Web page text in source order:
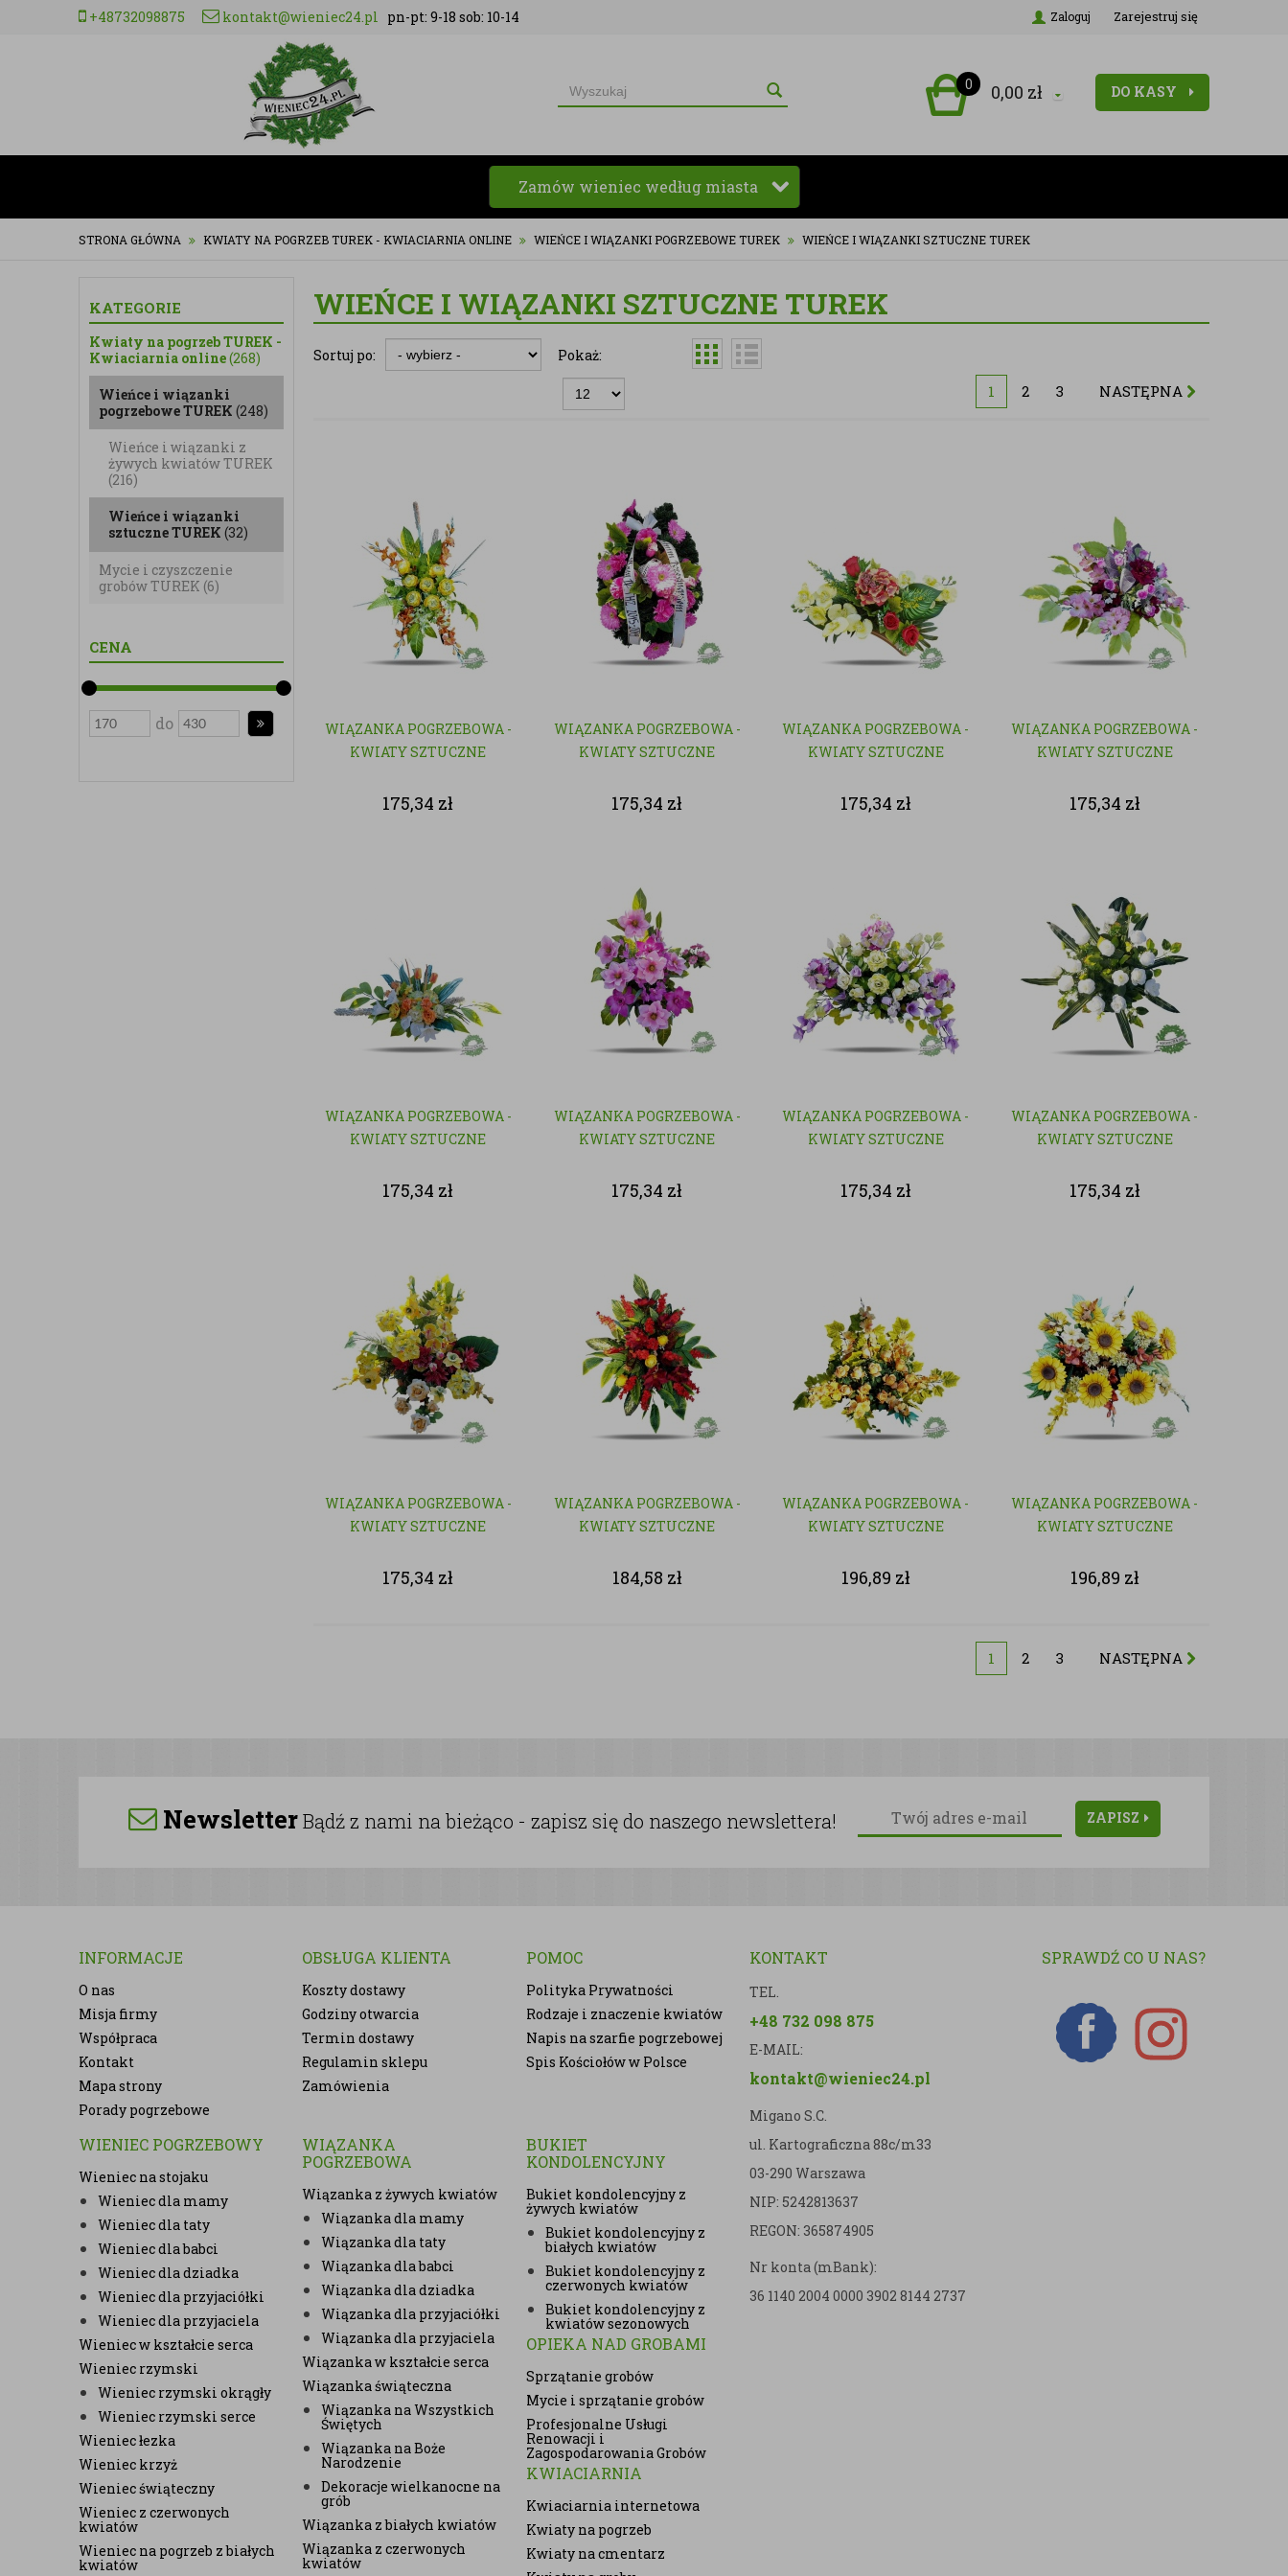
+48732098875 kontakt@wieniec24.pl pn-pt: 9-18 sob: 10-14 Zaloguj Zarejestruj się
0 0,00 zł DO KASY
Zamów wieniec według miasta
STRONA GŁÓWNA KWIATY NA POGRZEB TUREK - KWIACIARNIA ONLINE WIEŃCE I WIĄZANKI POGRZEBOWE TUREK WIEŃCE I WIĄZANKI SZTUCZNE TUREK
KATEGORIE
Kwiaty na pogrzeb TUREK -
Kwiaciarnia online(268)
Wieńce i wiązanki
pogrzebowe TUREK (248)
Wieńce i wiązanki z
żywych kwiatów TUREK
(216)
Wieńce i wiązanki
sztuczne TUREK (32)
Mycie i czyszczenie
grobów TUREK (6)
CENA
do
WIEŃCE I WIĄZANKI SZTUCZNE TUREK
Sortuj po: Pokaż:
1 2 3 NASTĘPNA
WIĄZANKA POGRZEBOWA -
KWIATY SZTUCZNE
175,34 zł
WIĄZANKA POGRZEBOWA -
KWIATY SZTUCZNE
175,34 zł
WIĄZANKA POGRZEBOWA -
KWIATY SZTUCZNE
175,34 zł
WIĄZANKA POGRZEBOWA -
KWIATY SZTUCZNE
175,34 zł
WIĄZANKA POGRZEBOWA -
KWIATY SZTUCZNE
175,34 zł
WIĄZANKA POGRZEBOWA -
KWIATY SZTUCZNE
175,34 zł
WIĄZANKA POGRZEBOWA -
KWIATY SZTUCZNE
175,34 zł
WIĄZANKA POGRZEBOWA -
KWIATY SZTUCZNE
175,34 zł
WIĄZANKA POGRZEBOWA -
KWIATY SZTUCZNE
175,34 zł
WIĄZANKA POGRZEBOWA -
KWIATY SZTUCZNE
184,58 zł
WIĄZANKA POGRZEBOWA -
KWIATY SZTUCZNE
196,89 zł
WIĄZANKA POGRZEBOWA -
KWIATY SZTUCZNE
196,89 zł
1 2 3 NASTĘPNA
NewsletterBądź z nami na bieżąco - zapisz się do naszego newslettera! ZAPISZ
INFORMACJE
O nas
Misja firmy
Współpraca
Kontakt
Mapa strony
Porady pogrzebowe
OBSŁUGA KLIENTA
Koszty dostawy
Godziny otwarcia
Termin dostawy
Regulamin sklepu
Zamówienia
POMOC
Polityka Prywatności
Rodzaje i znaczenie kwiatów
Napis na szarfie pogrzebowej
Spis Kościołów w Polsce
WIENIEC POGRZEBOWY
Wieniec na stojaku
Wieniec dla mamy
Wieniec dla taty
Wieniec dla babci
Wieniec dla dziadka
Wieniec dla przyjaciółki
Wieniec dla przyjaciela
Wieniec w kształcie serca
Wieniec rzymski
Wieniec rzymski okrągły
Wieniec rzymski serce
Wieniec łezka
Wieniec krzyż
Wieniec świąteczny
Wieniec z czerwonych
kwiatów
Wieniec na pogrzeb z białych
kwiatów
WIĄZANKA
POGRZEBOWA
Wiązanka z żywych kwiatów
Wiązanka dla mamy
Wiązanka dla taty
Wiązanka dla babci
Wiązanka dla dziadka
Wiązanka dla przyjaciółki
Wiązanka dla przyjaciela
Wiązanka w kształcie serca
Wiązanka świąteczna
Wiązanka na Wszystkich
Świętych
Wiązanka na Boże
Narodzenie
Dekoracje wielkanocne na
grób
Wiązanka z białych kwiatów
Wiązanka z czerwonych
kwiatów
BUKIET
KONDOLENCYJNY
Bukiet kondolencyjny z
żywych kwiatów
Bukiet kondolencyjny z
białych kwiatów
Bukiet kondolencyjny z
czerwonych kwiatów
Bukiet kondolencyjny z
kwiatów sezonowych
OPIEKA NAD GROBAMI
Sprzątanie grobów
Mycie i sprzątanie grobów
Profesjonalne Usługi
Renowacji i
Zagospodarowania Grobów
KWIACIARNIA
Kwiaciarnia internetowa
Kwiaty na pogrzeb
Kwiaty na cmentarz
KONTAKT
TEL.
+48 732 098 875
E-MAIL:
kontakt@wieniec24.pl
Migano S.C.
ul. Kartograficzna 88c/m33
03-290 Warszawa
NIP: 5242813637
REGON: 365874905
Nr konta (mBank):
36 1140 2004 0000 3902 8144 2737
SPRAWDŹ CO U NAS?